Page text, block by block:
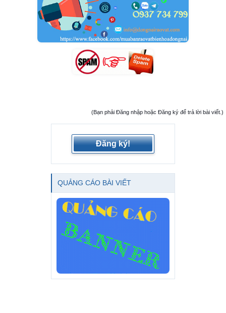
(Bạn phải Đăng nhập hoặc Đăng ký để trả lời bài viết.)
Đăng ký!
QUẢNG CÁO BÀI VIẾT